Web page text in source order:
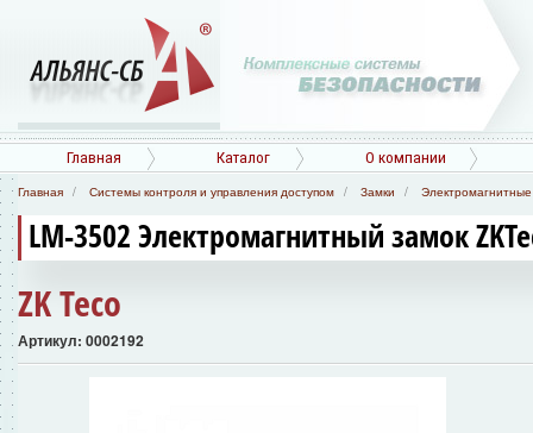
Главная Каталог О компании
Главная Системы контроля и управления доступом Замки
LM-3502 Электромагнитный замок
ZK Teco
Артикул: 0002192